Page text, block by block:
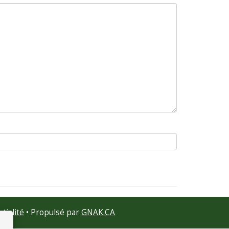
• Propulsé parGNAK.CA